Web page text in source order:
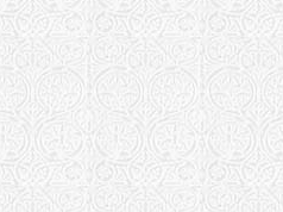
Иркутская
Храм
Киевская